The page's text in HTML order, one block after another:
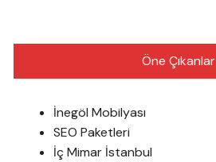
Öne Çıkanlar
İnegöl Mobilyası
SEO Paketleri
İç Mimar İstanbul